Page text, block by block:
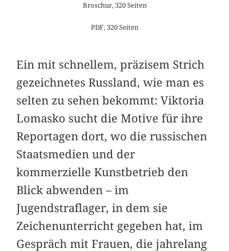
Broschur, 320 Seiten
PDF, 320 Seiten
Ein mit schnellem, präzisem Strich
gezeichnetes Russland, wie man es
selten zu sehen bekommt: Viktoria
Lomasko sucht die Motive für ihre
Reportagen dort, wo die russischen
Staatsmedien und der
kommerzielle Kunstbetrieb den
Blick abwenden – im
Jugendstraflager, in dem sie
Zeichenunterricht gegeben hat, im
Gespräch mit Frauen, die jahrelang